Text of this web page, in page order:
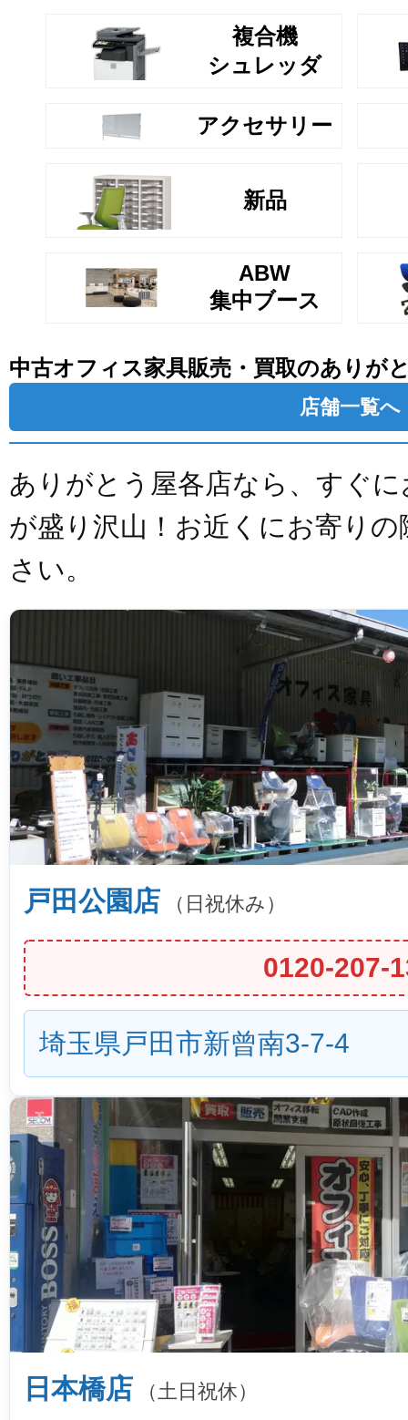
複合機
シュレッダ
アクセサリー
新品
ABW
集中ブース
中古オフィス家具販売・買取のありが
店舗一覧へ
ありがとう屋各店なら、すぐ
が盛り沢山！お近くにお寄り
さい。
戸田公園店 （日祝休み）
0120-207-
埼玉県戸田市新曾南3-7-4
日本橋店 （土日祝休）